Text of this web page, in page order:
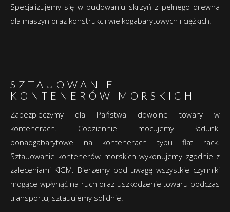
Specjalizujemy się w budowaniu skrzyń z pełnego drewna
dla maszyn oraz konstrukcji wielkogabarytowych i ciężkich.
SZTAUOWANIE
KONTENERÓW MORSKICH
Zabezpieczymy dla Państwa dowolne towary w
kontenerach. Codziennie mocujemy ładunki
ponadgabarytowe na kontenerach typu flat rack.
Sztauowanie kontenerów morskich wykonujemy zgodnie z
zaleceniami KIGM. Bierzemy pod uwagę wszystkie czynniki
mogące wpłynąć na ruch oraz uszkodzenie towaru podczas
transportu, sztauujemy solidnie.